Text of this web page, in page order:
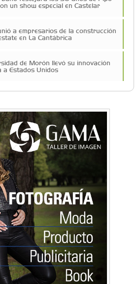
un show especial en Castelar
a empresarios de la construcción
en La Cantábrica
de Morón llevó su innovación
a Estados Unidos
vez que Eva Perón voló en avión lo
Morón
"Hoy las empresas necesitan
integral para crecer con
yoga, danza y mucho más:
los talleres para aprender y
la Zona Oeste